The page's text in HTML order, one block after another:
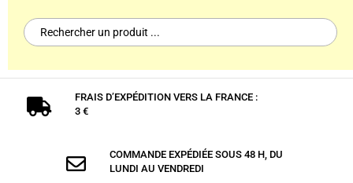
Search
for:

FRAIS D’EXPÉDITION VERS LA FRANCE :
3 €

COMMANDE EXPÉDIÉE SOUS 48 H, DU
LUNDI AU VENDREDI